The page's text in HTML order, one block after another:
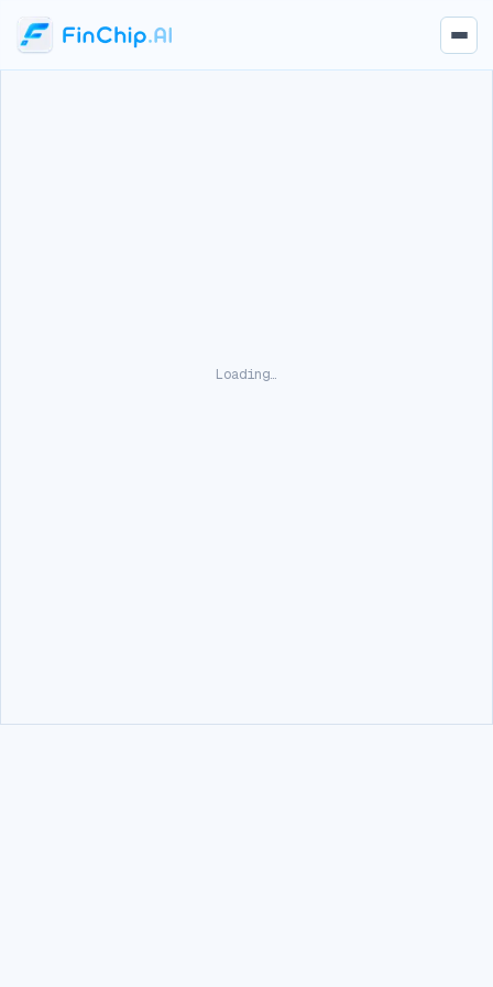
Loading…